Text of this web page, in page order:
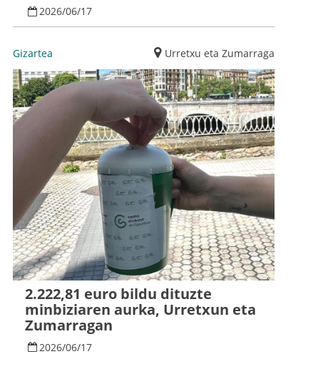
2026/06/17
Gizartea Urretxu eta Zumarraga
2.222,81 euro bildu dituzte
minbiziaren aurka, Urretxun eta
Zumarragan
2026/06/17